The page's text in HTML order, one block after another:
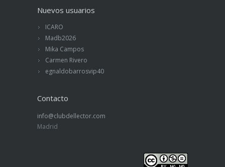
Nuevos usuarios
ICARO
Madb2026
Mika Campos
Carmen Rivero
egnaldobarrosvip40
Contacto
info@clubdellector.com
Madrid